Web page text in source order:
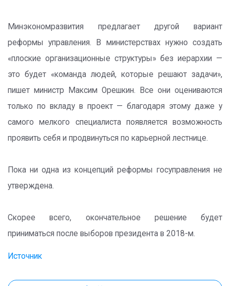
Минэкономразвития предлагает другой вариант
реформы управления. В министерствах нужно создать
«плоские организационные структуры» без иерархии —
это будет «команда людей, которые решают задачи»,
пишет министр Максим Орешкин. Все они оцениваются
только по вкладу в проект — благодаря этому даже у
самого мелкого специалиста появляется возможность
проявить себя и продвинуться по карьерной лестнице.
Пока ни одна из концепций реформы госуправления не
утверждена.
Скорее всего, окончательное решение будет
приниматься после выборов президента в 2018-м.
Источник